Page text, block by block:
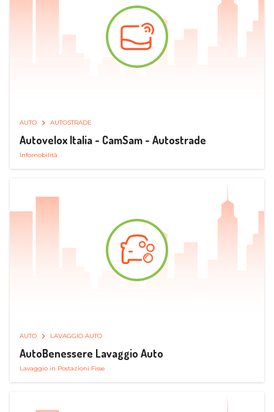
AUTO AUTOSTRADE
Autovelox Italia - CamSam - Autostrade
Infomobilità
AUTO LAVAGGIO AUTO
AutoBenessere Lavaggio Auto
Lavaggio in Postazioni Fisse